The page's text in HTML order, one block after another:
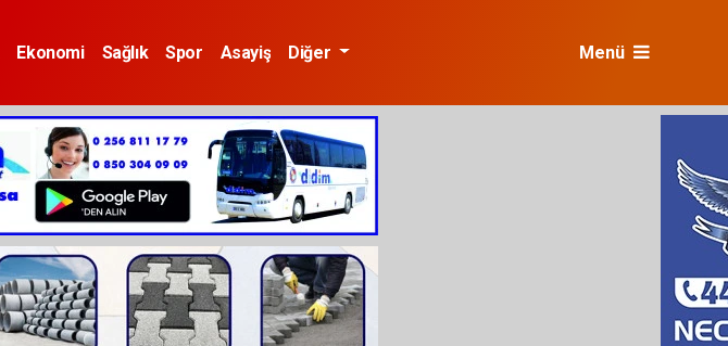
Ekonomi Sağlık Spor Asayiş Diğer Menü